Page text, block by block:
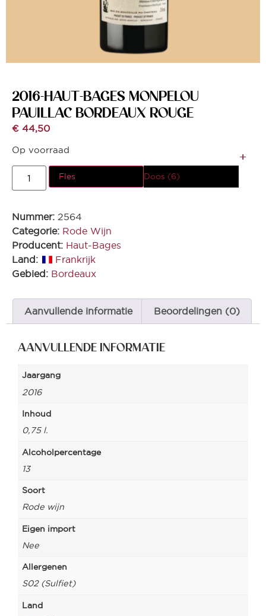
2016-HAUT-BAGES MONPELOU
PAUILLAC BORDEAUX ROUGE
€ 44,50
Op voorraad
Fles Doos (6)
Nummer: 2564
Categorie: Rode Wijn
Producent: Haut-Bages
Land:
Frankrijk
Gebied: Bordeaux
Aanvullende informatie Beoordelingen (0)
AANVULLENDE INFORMATIE
Jaargang
2016
Inhoud
0,75 l.
Alcoholpercentage
13
Soort
Rode wijn
Eigen import
Nee
Allergenen
S02 (Sulfiet)
Land